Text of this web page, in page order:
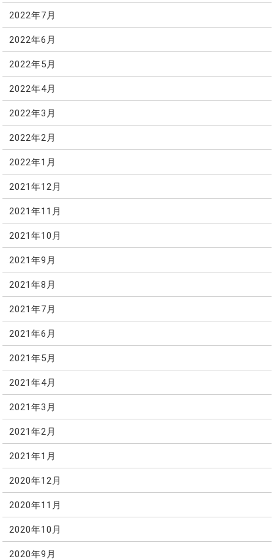
2022年7月
2022年6月
2022年5月
2022年4月
2022年3月
2022年2月
2022年1月
2021年12月
2021年11月
2021年10月
2021年9月
2021年8月
2021年7月
2021年6月
2021年5月
2021年4月
2021年3月
2021年2月
2021年1月
2020年12月
2020年11月
2020年10月
2020年9月